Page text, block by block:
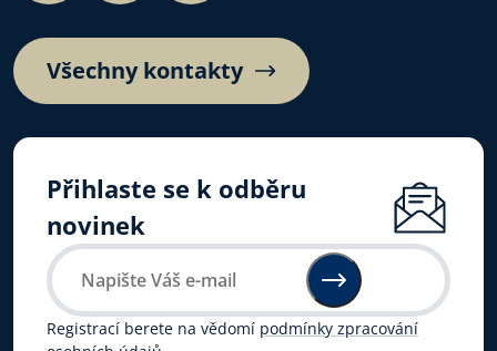
Všechny kontakty
Přihlaste se k odběru
novinek
Registrací berete na vědomí podmínky zpracování